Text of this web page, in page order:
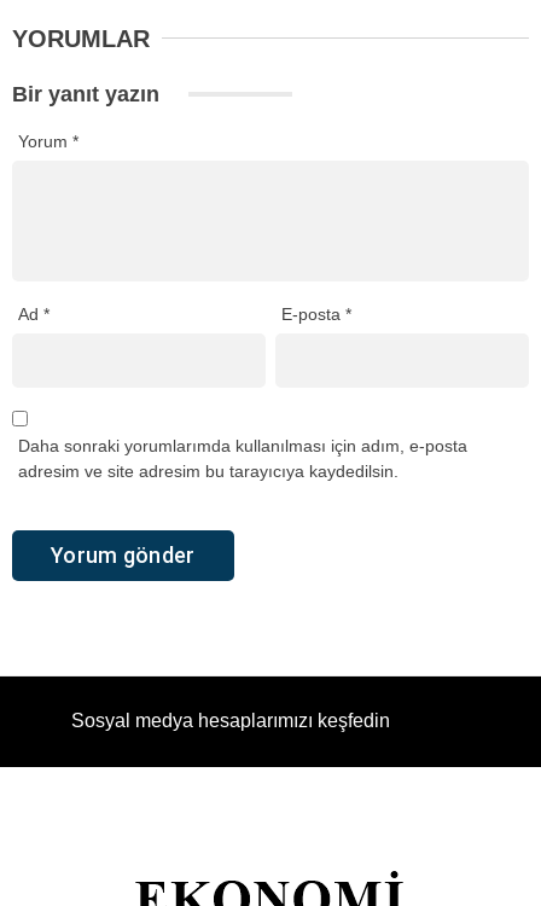
YORUMLAR
Bir yanıt yazın
Yorum *
Ad * E-posta*
Daha sonraki yorumlarımda kullanılması için adım, e-posta
adresim ve site adresim bu tarayıcıya kaydedilsin.
Sosyal medya hesaplarımızı keşfedin